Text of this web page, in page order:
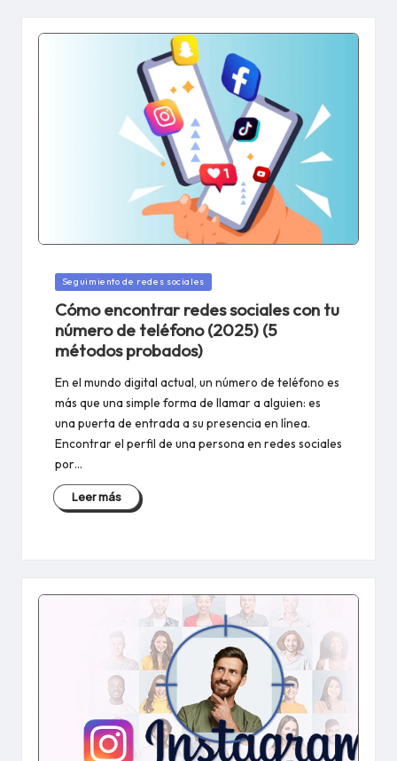
Publicado
Seguimiento de redes sociales
Cómo encontrar redes sociales con tu
número de teléfono (2025) (5
métodos probados)
En el mundo digital actual, un número de teléfono es
más que una simple forma de llamar a alguien: es
una puerta de entrada a su presencia en línea.
Encontrar el perfil de una persona en redes sociales
por…
Leer más